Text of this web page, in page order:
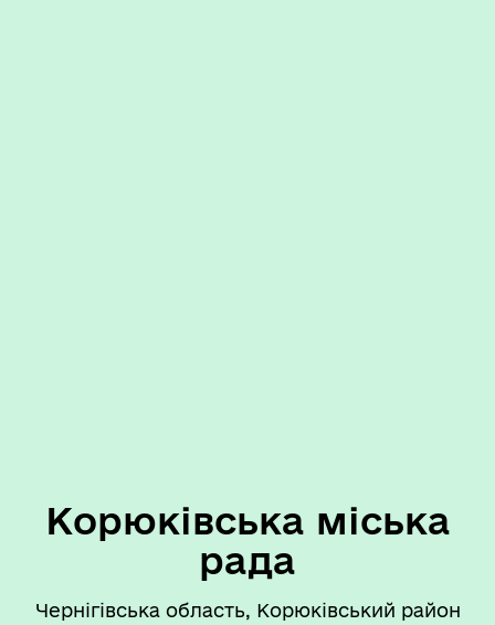
Корюківська міська
рада
Чернігівська область, Корюківський район